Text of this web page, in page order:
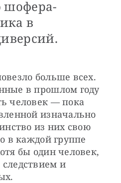
шофера-
в
больше всех.
в прошлом году
человек — пока
изначально
из них свою
в каждой группе
бы один человек,
и